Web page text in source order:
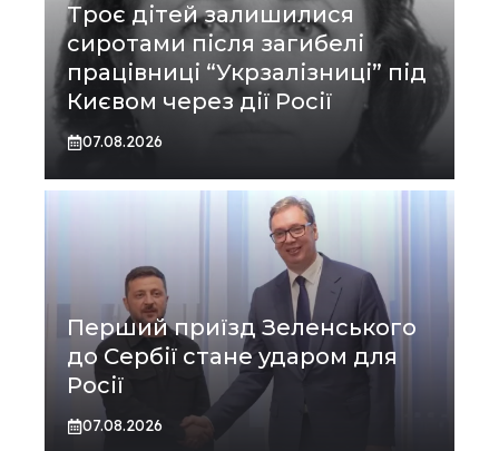
Троє дітей залишилися
сиротами після загибелі
працівниці “Укрзалізниці” під
Києвом через дії Росії
07.08.2026
Перший приїзд Зеленського
до Сербії стане ударом для
Росії
07.08.2026